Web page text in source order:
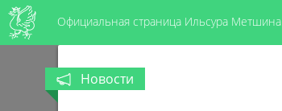
Официальная страница Ильсура Метшина
Новости